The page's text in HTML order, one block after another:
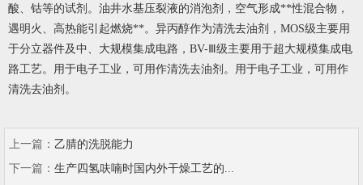
酸、钴等的试剂。油井水基压裂液的消泡剂，空气形成**性混合物，
遇明火、高热能引起燃烧**。异丙醇作为清洗去油剂，MOS级主要用
于分立器件及中、大规模集成电路，BV-Ⅲ级主要用于超大规模集成电
路工艺。用于电子工业，可用作清洗去油剂。用于电子工业，可用作
清洗去油剂。
上一篇： 乙腈的洗脱能力
下一篇： 生产四氢呋喃时国内外干燥工艺的...